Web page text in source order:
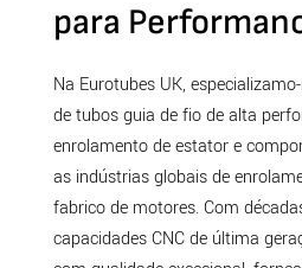
para
Na Eurotubes UK,
de tubos guia de fio de alta
enrolamento de estator e
as indústrias globais de
fabrico de motores. Com
capacidades CNC de última